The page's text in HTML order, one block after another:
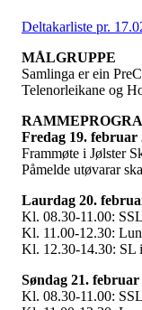
Deltakarliste pr.
MÅLGRUPPE
Samlinga er ein
Telenorleikane og
Fredag 19. februar
Frammøte i Jølster
Påmelde utøvarar
Laurdag 20.
Kl. 08.30-11.00:
Kl. 11.00-12.30:
Kl. 12.30-14.30: SL
Søndag 21. februar
Kl. 08.30-11.00: